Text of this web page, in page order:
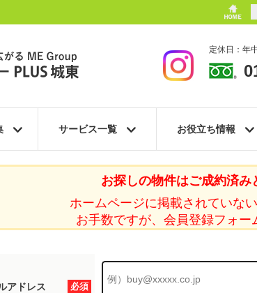
定休日：年
サービス一覧 お役立ち情報
お探しの物件はご成約済み
ホームページに掲載されていな
お手数ですが、会員登録フォー
必須
アドレス